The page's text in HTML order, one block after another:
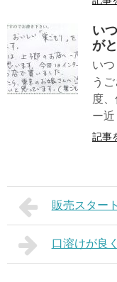
い
が
い
う
度
ー
記事
販売スター
口溶けが良